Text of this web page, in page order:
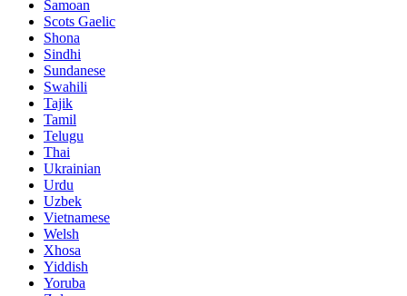
Samoan
Scots Gaelic
Shona
Sindhi
Sundanese
Swahili
Tajik
Tamil
Telugu
Thai
Ukrainian
Urdu
Uzbek
Vietnamese
Welsh
Xhosa
Yiddish
Yoruba